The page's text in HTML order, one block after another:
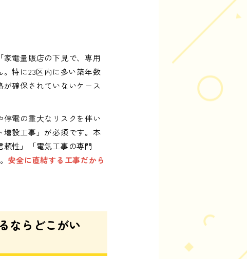
電量販店の下見で、専用
特に23区内に多い築年数
確保されていないケース
電の重大なリスクを伴い
増設工事」が必須です。本
性」「電気工事の専門
安全に直結する工事だから
ならどこがい